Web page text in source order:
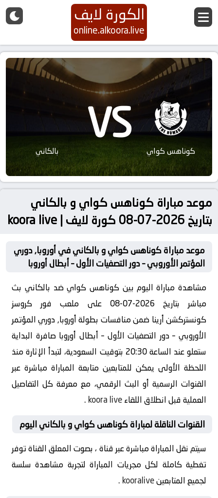
الكورة لايف
online.alkoora.live
كوناهس كواي VS بالكاني
موعد مباراة كوناهس كواي و بالكاني
بتاريخ 2026-07-08 كورة لايف | koora live
موعد مباراة كوناهس كواي و بالكاني في أوروبا, دوري
المؤتمر الأوروبي – دور التصفيات الأول – أبطال أوروبا
مشاهدة مباراة اليوم بين كوناهس كواي ضد بالكاني بث
مباشر بتاريخ 2026-07-08 على ملعب فور كروسز
كونستركشن أرينا ضمن منافسات بطولة أوروبا, دوري المؤتمر
الأوروبي – دور التصفيات الأول – أبطال أوروبا صافرة البداية
ستعلو عند الساعة 20:30 بتوقيت السعودية، لتبدأ الإثارة منذ
اللحظة الأولى يمكن للمتابعين متابعة المباراة مباشرة عبر
القنوات الرسمية أو البث الرقمي، مع معرفة كل التفاصيل
العملية قبل انطلاق اللقاءkoora live
.
القنوات الناقلة لمباراة كوناهس كواي و بالكاني اليوم
سيتم نقل المباراة مباشرة عبر قناة ، بصوت المعلق القناة توفر
تغطية كاملة لكل مجريات المباراة لتجربة مشاهدة سلسة
لجميع المتابعينkooralive
.